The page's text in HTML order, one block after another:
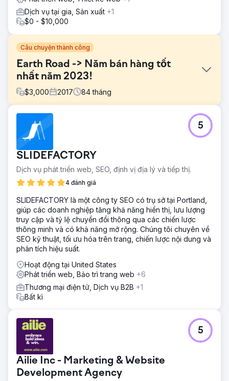
Dịch vụ tại gia, Sản xuất +1
$0 - $10,000
Câu chuyện thành công
Earth Road -> Năm bán hàng tốt
nhất năm 2023!
$3,000 2017 84 tháng
Thử thách
Họ cần một bộ dịch vụ tiếp thị kỹ thuật số đầy đủ vì họ có
ít khả năng hiển thị, ngân sách eo hẹp và lưu lượng truy
cập thấp.
Ailie Inc. bắt đầu xử lý việc xây dựng lại trang web của
Earth Road Inc. Asphalt. Sau khi lập chỉ mục trang web và
dịch vụ tiếp thị kỹ thuật số, quản lý phương tiện truyền
thông xã hội và chiến lược thương hiệu. Chúng tôi đã hỗ
trợ công ty này vượt qua nhiều thay đổi và giai đoạn phát
triển.
Kết quả
Ailie Inc., doanh số bán hàng và khả năng hiển thị của họ
đều tăng lên, năm 2023 là năm bán hàng tốt nhất của họ.
Hiện họ xếp hạng 1-2 cho các mục tiêu từ khóa chính trên
Google và đã đồng hành cùng chúng tôi trong hơn bảy
SLIDEFACTORY
Dịch vụ phát triển web, SEO, định vị địa lý và tiếp thị.
4 đánh giá
5
SLIDEFACTORY là một công ty SEO có trụ sở tại Portland,
giúp các doanh nghiệp tăng khả năng hiển thị, lưu lượng
truy cập và tỷ lệ chuyển đổi thông qua các chiến lược
thông minh và có khả năng mở rộng. Chúng tôi chuyên về
SEO kỹ thuật, tối ưu hóa trên trang, chiến lược nội dung và
phân tích hiệu suất.
Hoạt động tại United States
Phát triển web, Bảo trì trang web +6
Thương mại điện tử, Dịch vụ B2B +1
Bất kì
Ailie Inc - Marketing & Website
Development Agency
5